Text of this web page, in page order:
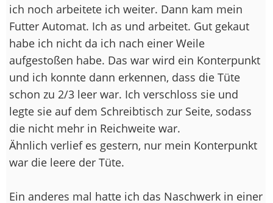
ich noch arbeitete ich weiter. Dann kam mein
Futter Automat. Ich as und arbeitet. Gut gekaut
habe ich nicht da ich nach einer Weile
aufgestoßen habe. Das war wird ein Konterpunkt
und ich konnte dann erkennen, dass die Tüte
schon zu 2/3 leer war. Ich verschloss sie und
legte sie auf dem Schreibtisch zur Seite, sodass
die nicht mehr in Reichweite war.
Ähnlich verlief es gestern, nur mein Konterpunkt
war die leere der Tüte.
Ein anderes mal hatte ich das Naschwerk in einer